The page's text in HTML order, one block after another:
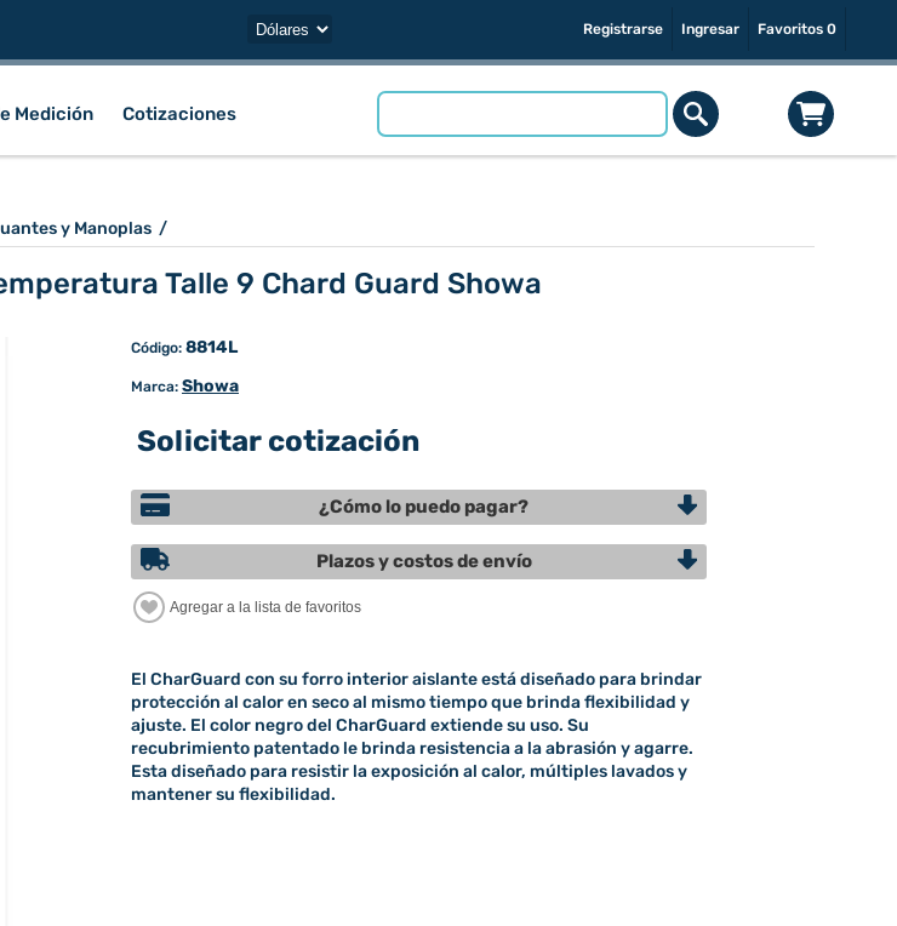
Registrarse Ingresar Favoritos 0
Medición Cotizaciones
y Manoplas /
Talle 9 Chard Guard Showa
Código: 8814L
Marca: Showa
Solicitar cotización
¿Cómo lo puedo pagar?
Plazos y costos de envío
El CharGuard con su forro interior aislante está diseñado para brindar
protección al calor en seco al mismo tiempo que brinda flexibilidad y
ajuste. El color negro del CharGuard extiende su uso. Su
recubrimiento patentado le brinda resistencia a la abrasión y agarre.
Esta diseñado para resistir la exposición al calor, múltiples lavados y
mantener su flexibilidad.